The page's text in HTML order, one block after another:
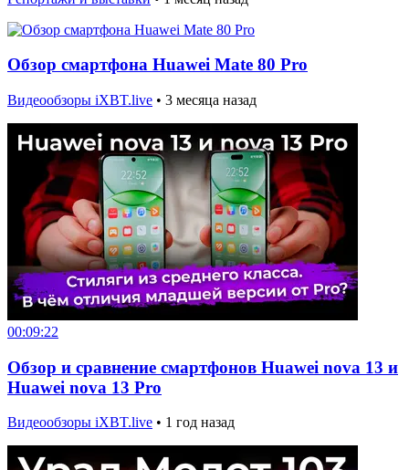
Обзор смартфона Huawei Mate 80 Pro
Видеообзоры iXBT.live • 3 месяца назад
00:09:22
Обзор и сравнение смартфонов Huawei nova 13 и
Huawei nova 13 Pro
Видеообзоры iXBT.live • 1 год назад